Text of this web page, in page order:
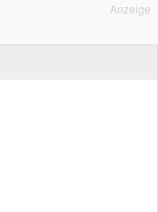
Anzeige